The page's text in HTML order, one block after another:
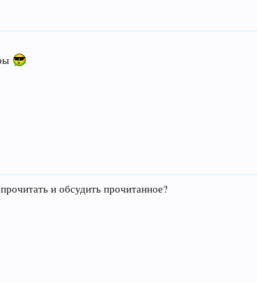
и обсудить прочитанное?